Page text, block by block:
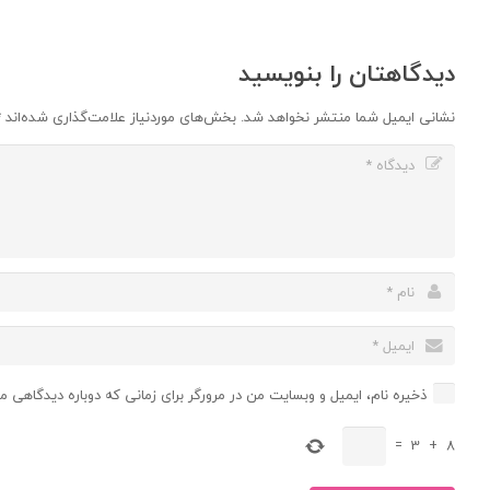
دیدگاهتان را بنویسید
نشانی ایمیل شما منتشر نخواهد شد. بخش‌های موردنیاز علامت‌گذاری شده‌اند
ذخیره نام، ایمیل و وبسایت من در مرورگر برای زمانی که دوباره
8
+
3
=